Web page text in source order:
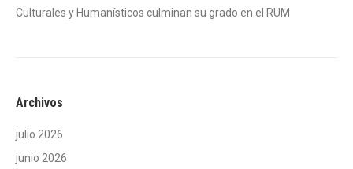
Culturales y Humanísticos culminan su grado en el RUM
Archivos
julio 2026
junio 2026